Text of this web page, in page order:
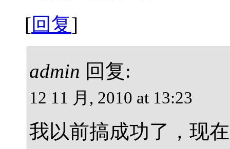
[回复]
admin 回复:
12 11 月, 2010 at 13:23
我以前搞成功了，现